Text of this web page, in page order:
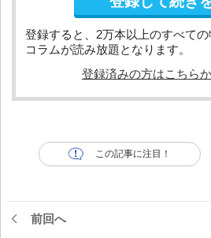
登録すると、2万本以上のすべての
コラムが読み放題となります。
登録済みの方はこちら
この記事に注目！
前回へ